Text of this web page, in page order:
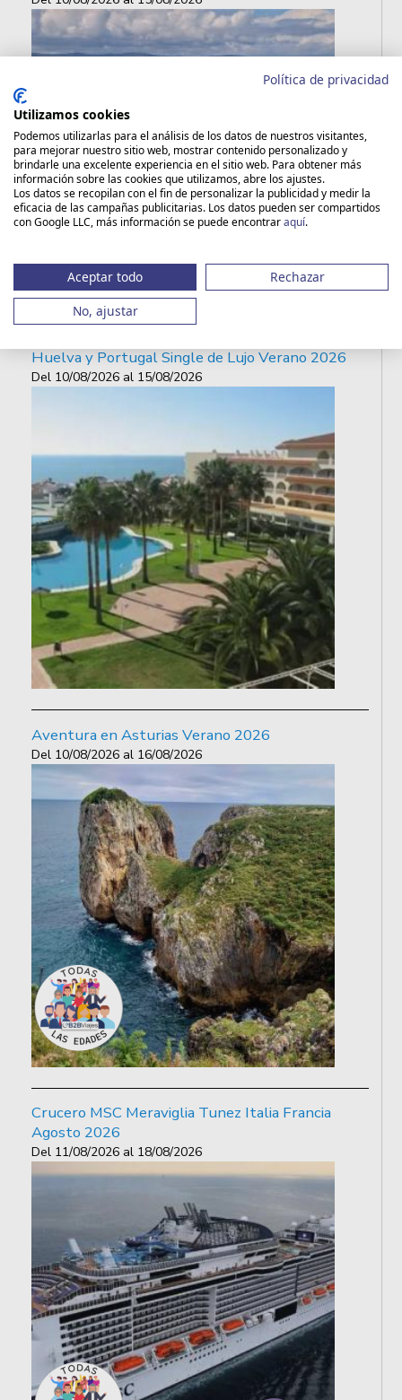
Huelva y Portugal Single de Lujo Verano 2026
Del 10/08/2026 al 15/08/2026
Aventura en Asturias Verano 2026
Del 10/08/2026 al 16/08/2026
Crucero MSC Meraviglia Tunez Italia Francia
Agosto 2026
Del 11/08/2026 al 18/08/2026
Política de privacidad
Utilizamos cookies
Podemos utilizarlas para el análisis de los datos de nuestros visitantes,
para mejorar nuestro sitio web, mostrar contenido personalizado y
brindarle una excelente experiencia en el sitio web. Para obtener más
información sobre las cookies que utilizamos, abre los ajustes.
Los datos se recopilan con el fin de personalizar la publicidad y medir la
eficacia de las campañas publicitarias. Los datos pueden ser compartidos
con Google LLC, más información se puede encontraraquí.
Aceptar todo
Rechazar
No, ajustar